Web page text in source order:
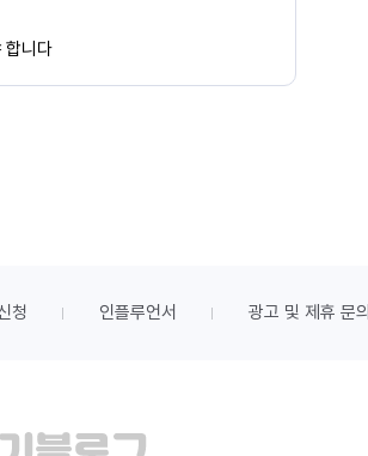
합니다
청 인플루언서 광고 및 제휴 문의